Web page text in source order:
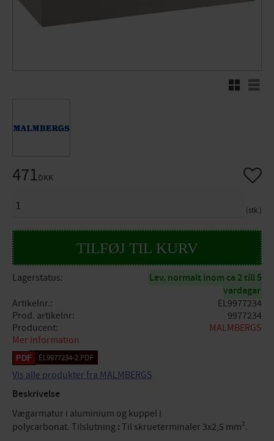
RutenettListe
471DKK
stk.
Gem
Lagerstatus
Lev. normalt inom ca 2 till 5
vardagar
Artikelnr.
EL9977234
Prod. artikelnr
9977234
Producent
MALMBERGS
Mer information
EL9977234-2.PDF
Vis alle produkter fra MALMBERGS
Beskrivelse
Vægarmatur i aluminium og kuppel i
polycarbonat. Tilslutning : Til skrueterminaler 3x2,5 mm².